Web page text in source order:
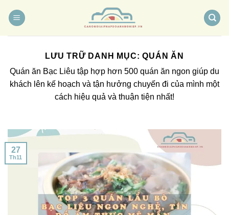
đến
LƯU TRỮ DANH MỤC:QUÁN ĂN
Quán ăn Bạc Liêu tập hợp hơn 500 quán ăn ngon giúp du
khách lên kế hoạch và tận hưởng chuyến đi của mình một
cách hiệu quả và thuận tiện nhất!
27
Th11